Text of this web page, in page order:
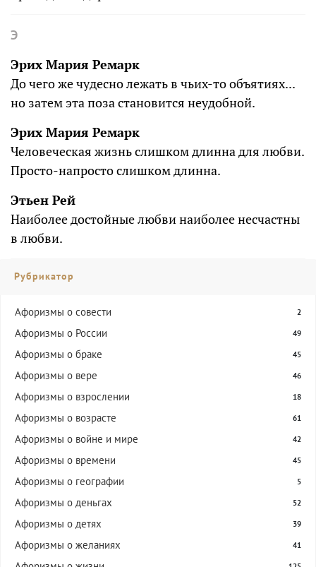
Э
Эрих Мария Ремарк
До чего же чудесно лежать в чьих-то объятиях...
но затем эта поза становится неудобной.
Эрих Мария Ремарк
Человеческая жизнь слишком длинна для любви.
Просто-напросто слишком длинна.
Этьен Рей
Наиболее достойные любви наиболее несчастны
в любви.
Рубрикатор
Aфоризмы о совести 2
Афоризмы о России 49
Афоризмы о браке 45
Афоризмы о вере 46
Афоризмы о взрослении 18
Афоризмы о возрасте 61
Афоризмы о войне и мире 42
Афоризмы о времени 45
Афоризмы о географии 5
Афоризмы о деньгах 52
Афоризмы о детях 39
Афоризмы о желаниях 41